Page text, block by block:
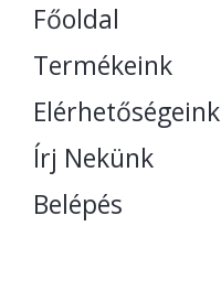
Főoldal
Termékeink
Elérhetőségeink
Írj Nekünk
Belépés